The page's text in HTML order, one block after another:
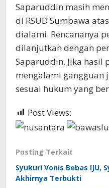
Saparuddin masih
di RSUD Sumbawa
dialami. Rencananya
dilanjutkan dengan
Saparuddin. Jika hasil
mengalami gangguan
sesuai hukum yang
Post Views:
Posting Terkait
Syukuri Vonis Bebas IJU,
Akhirnya Terbukti